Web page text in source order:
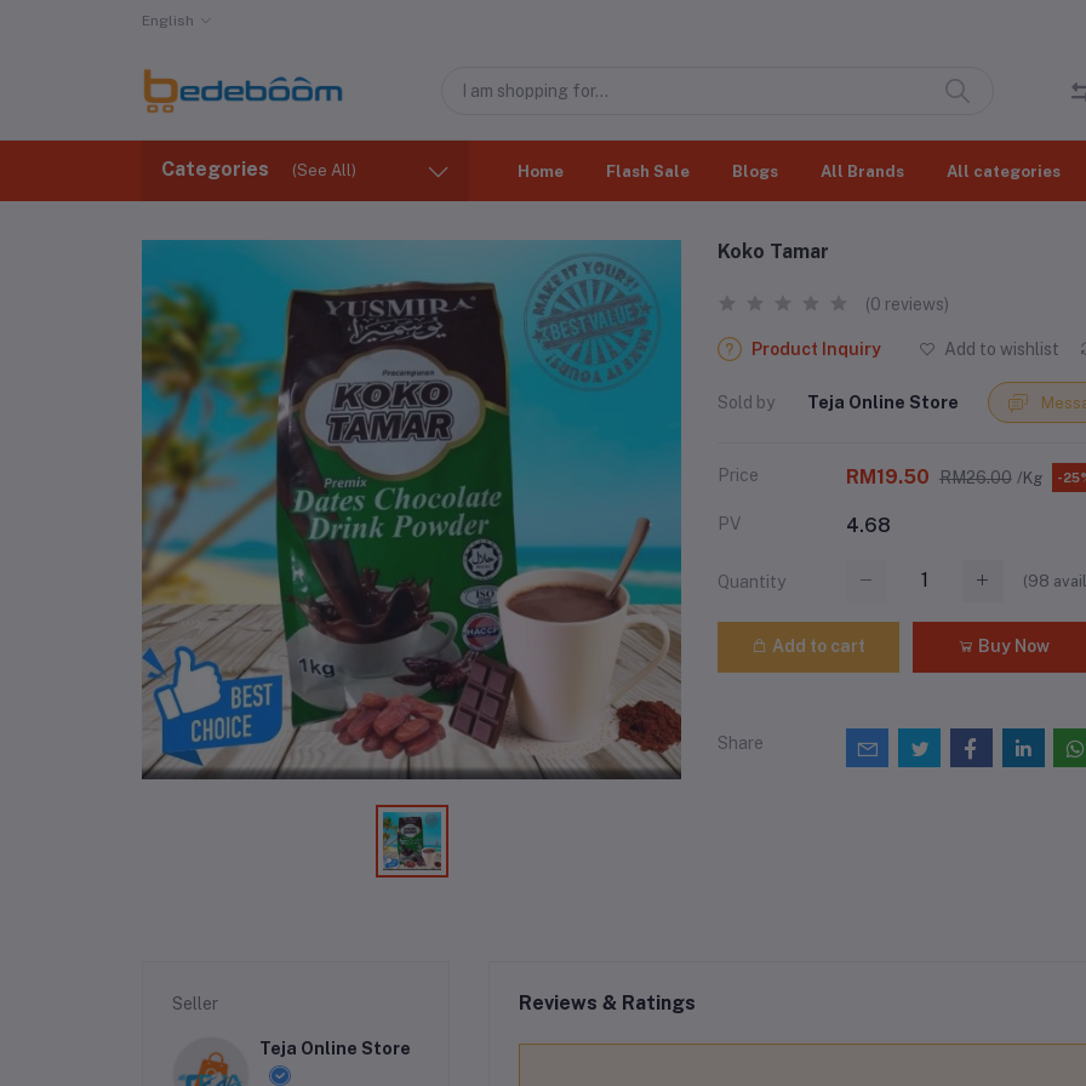
English
Categories (See All) Home Flash Sale Blogs All Brands All categories
Koko Tamar
(0 reviews)
Product Inquiry Add to wishlist
Sold by Teja Online Store
Price RM19.50 RM26.00 /Kg -
PV 4.68
Quantity (98
Add to cart Buy Now
Share
Seller
Teja Online Store
Reviews & Ratings